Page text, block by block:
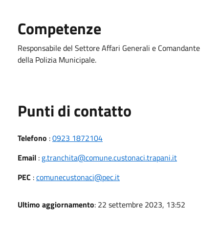
Competenze
Responsabile del Settore Affari Generali e Comandante
della Polizia Municipale.
Punti di contatto
Telefono :0923 1872104
Email : g.tranchita@comune.custonaci.trapani.it
PEC :comunecustonaci@pec.it
Ultimo aggiornamento: 22 settembre 2023, 13:52